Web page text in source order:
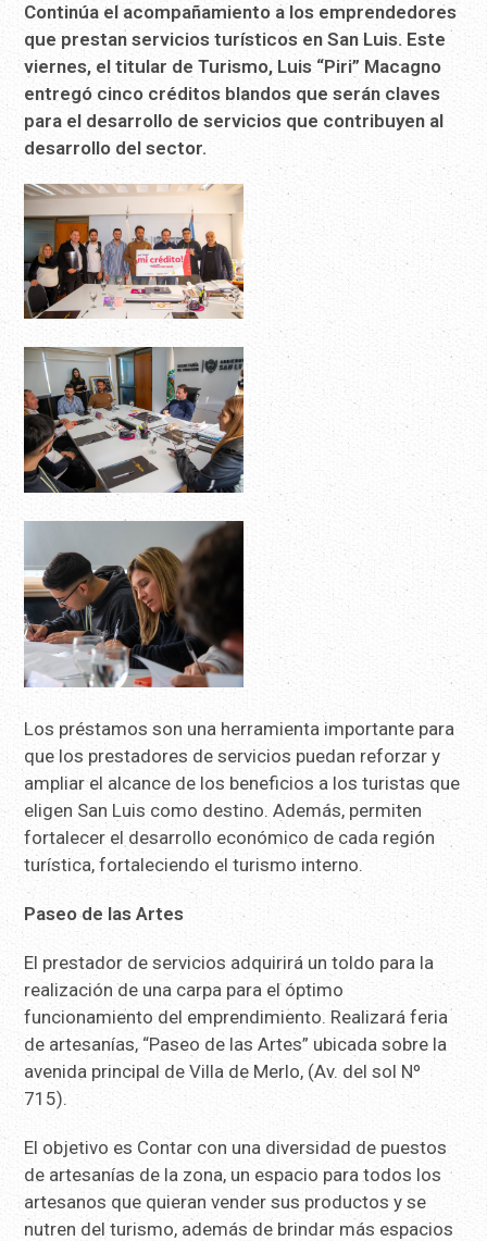
Continúa el acompañamiento a los emprendedores
que prestan servicios turísticos en San Luis. Este
viernes, el titular de Turismo, Luis “Piri” Macagno
entregó cinco créditos blandos que serán claves
para el desarrollo de servicios que contribuyen al
desarrollo del sector.
Los préstamos son una herramienta importante para
que los prestadores de servicios puedan reforzar y
ampliar el alcance de los beneficios a los turistas que
eligen San Luis como destino. Además, permiten
fortalecer el desarrollo económico de cada región
turística, fortaleciendo el turismo interno.
Paseo de las Artes
El prestador de servicios adquirirá un toldo para la
realización de una carpa para el óptimo
funcionamiento del emprendimiento. Realizará feria
de artesanías, “Paseo de las Artes” ubicada sobre la
avenida principal de Villa de Merlo, (Av. del sol Nº
715).
El objetivo es Contar con una diversidad de puestos
de artesanías de la zona, un espacio para todos los
artesanos que quieran vender sus productos y se
nutren del turismo, además de brindar más espacios